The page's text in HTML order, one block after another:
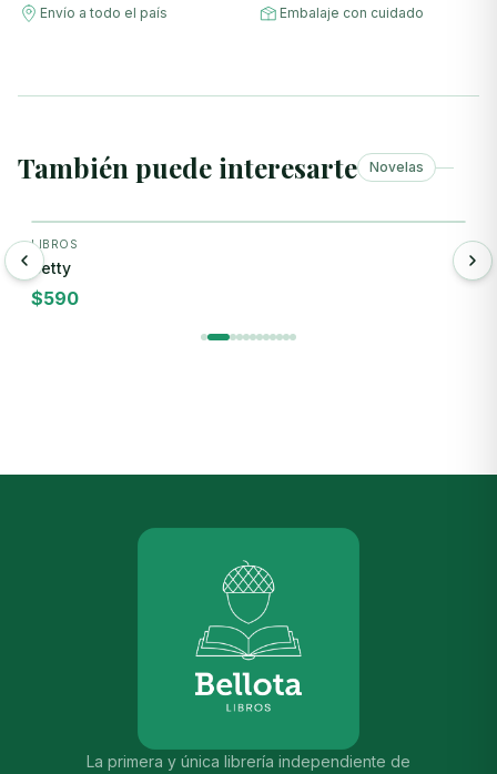
Envío a todo el país Embalaje con cuidado
También puede interesarte
Novelas
LIBROS
Betty
$590
La primera y única librería independiente de